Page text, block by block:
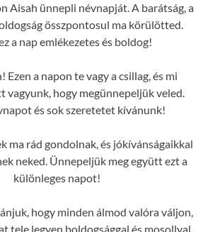
Aisah ünnepli névnapját. A barátság, a
összpontosul ma körülötted.
a nap emlékezetes és boldog!
Ezen a napon te vagy a csillag, és mi
vagyunk, hogy megünnepeljük veled.
és sok szeretetet kívánunk!
ma rád gondolnak, és jókívánságaikkal
neked. Ünnepeljük meg együtt ezt a
különleges napot!
hogy minden álmod valóra váljon,
tele legyen boldogsággal és mosollyal.